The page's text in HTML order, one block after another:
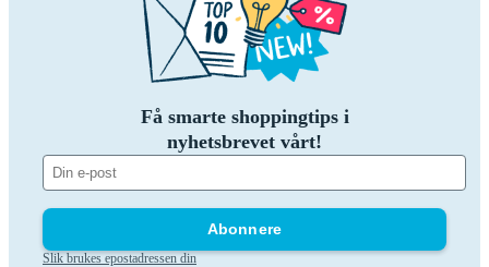
Få smarte shoppingtips i
nyhetsbrevet vårt!
Abonnere
Slik brukes epostadressen din